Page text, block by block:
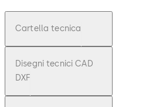
Cartella tecnica
Disegni tecnici CAD
DXF